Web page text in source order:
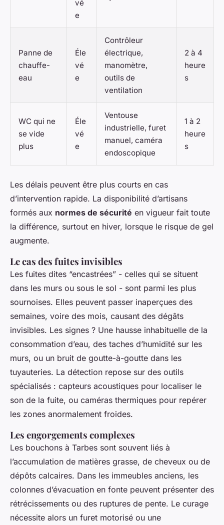
vé
e
Panne de
chauffe-
eau
Éle
vé
e
Contrôleur
électrique,
manomètre,
outils de
ventilation
2 à 4
heure
s
WC qui ne
se vide
plus
Éle
vé
e
Ventouse
industrielle, furet
manuel, caméra
endoscopique
1 à 2
heure
s
Les délais peuvent être plus courts en cas
d’intervention rapide. La disponibilité d’artisans
formés aux normes de sécurité en vigueur fait toute
la différence, surtout en hiver, lorsque le risque de gel
augmente.
Le cas des fuites invisibles
Les fuites dites “encastrées” - celles qui se situent
dans les murs ou sous le sol - sont parmi les plus
sournoises. Elles peuvent passer inaperçues des
semaines, voire des mois, causant des dégâts
invisibles. Les signes ? Une hausse inhabituelle de la
consommation d’eau, des taches d’humidité sur les
murs, ou un bruit de goutte-à-goutte dans les
tuyauteries. La détection repose sur des outils
spécialisés : capteurs acoustiques pour localiser le
son de la fuite, ou caméras thermiques pour repérer
les zones anormalement froides.
Les engorgements complexes
Les bouchons à Tarbes sont souvent liés à
l’accumulation de matières grasse, de cheveux ou de
dépôts calcaires. Dans les immeubles anciens, les
colonnes d’évacuation en fonte peuvent présenter des
rétrécissements ou des ruptures de pente. Le curage
nécessite alors un furet motorisé ou une